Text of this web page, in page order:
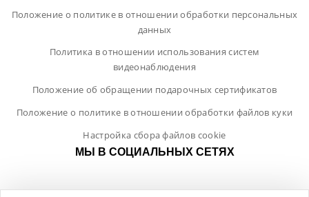
Положение о политике в отношении обработки персональных
данных
Политика в отношении использования систем
видеонаблюдения
Положение об обращении подарочных сертификатов
Положение о политике в отношении обработки файлов куки
Настройка сбора файлов cookie
МЫ В СОЦИАЛЬНЫХ СЕТЯХ